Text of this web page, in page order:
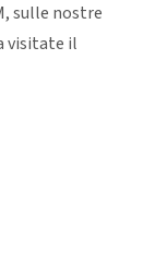
sulle nostre
visitate il